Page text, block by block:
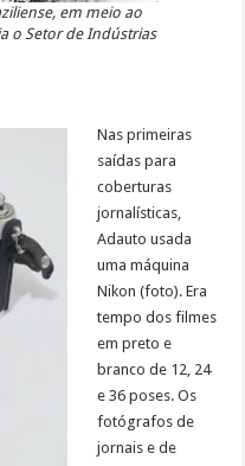
em meio ao
o Setor de Indústrias
Nas primeiras
saídas para
coberturas
jornalísticas,
Adauto usada
uma máquina
Nikon (foto). Era
tempo dos filmes
em preto e
branco de 12, 24
e 36 poses. Os
fotógrafos de
jornais e de